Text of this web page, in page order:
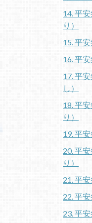
14. 平
り）
15. 平
16. 平
17. 平
し）
18. 平
り）
19. 平
20. 平
り）
21. 平
22. 平
23. 平